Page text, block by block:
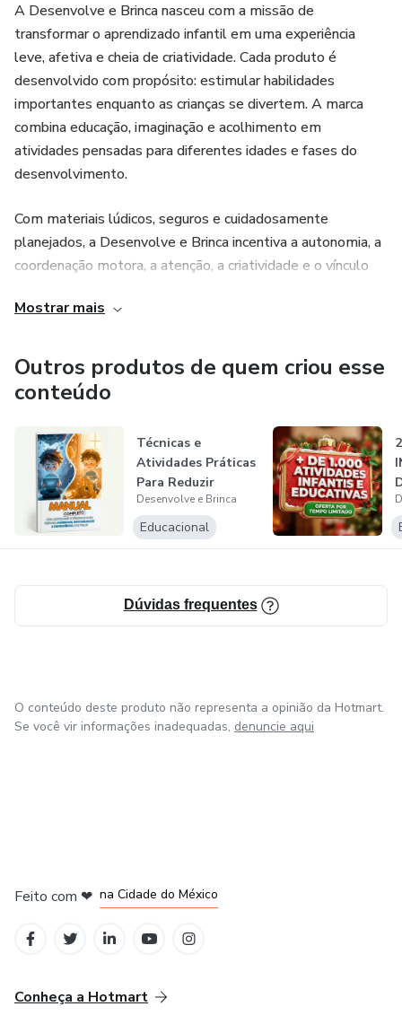
A Desenvolve e Brinca nasceu com a missão de
transformar o aprendizado infantil em uma experiência
leve, afetiva e cheia de criatividade. Cada produto é
desenvolvido com propósito: estimular habilidades
importantes enquanto as crianças se divertem. A marca
combina educação, imaginação e acolhimento em
atividades pensadas para diferentes idades e fases do
desenvolvimento.
Com materiais lúdicos, seguros e cuidadosamente
planejados, a Desenvolve e Brinca incentiva a autonomia, a
coordenação motora, a atenção, a criatividade e o vínculo
essência da marca. Cada e-book, cada página para colorir e
momentos significativos, fortalecer a conexão entre
adultos e crianças e tornar o cotidiano mais leve, divertido
e educativo. A Desenvolve e Brinca é onde o
desenvolvimento acontece com alegria, imaginação e
muito amor.
Mostrar mais
Outros produtos de quem criou esse
conteúdo
Técnicas e
Atividades Práticas
Para Reduzir
Ansiedade Infant...
Desenvolve e Brinca
Educacional
Dúvidas frequentes
O conteúdo deste produto não representa a opinião da Hotmart.
Se você vir informações inadequadas, denuncie aqui
Feito com ❤ na Cidade do México
Conheça a Hotmart